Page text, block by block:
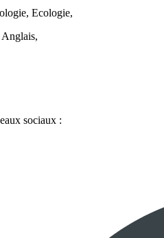
Ecologie,
Anglais,
sociaux :